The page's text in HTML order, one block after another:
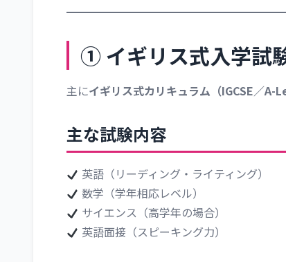
① イギリス式入学試
主にイギリス式カリキュラム（IGCSE／A-
主な試験内容
英語（リーディング・ライティング）
数学（学年相応レベル）
サイエンス（高学年の場合）
英語面接（スピーキング力）